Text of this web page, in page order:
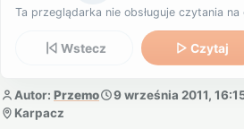
Ta przeglądarka nie obsługuje czytania na
Wstecz Czytaj
Autor: Przemo 9 września 2011,
Karpacz